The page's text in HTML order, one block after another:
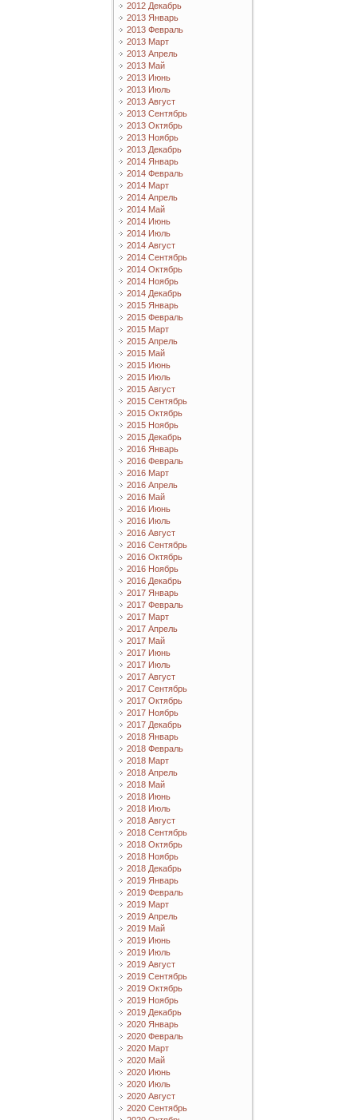
2012 Декабрь
2013 Январь
2013 Февраль
2013 Март
2013 Апрель
2013 Май
2013 Июнь
2013 Июль
2013 Август
2013 Сентябрь
2013 Октябрь
2013 Ноябрь
2013 Декабрь
2014 Январь
2014 Февраль
2014 Март
2014 Апрель
2014 Май
2014 Июнь
2014 Июль
2014 Август
2014 Сентябрь
2014 Октябрь
2014 Ноябрь
2014 Декабрь
2015 Январь
2015 Февраль
2015 Март
2015 Апрель
2015 Май
2015 Июнь
2015 Июль
2015 Август
2015 Сентябрь
2015 Октябрь
2015 Ноябрь
2015 Декабрь
2016 Январь
2016 Февраль
2016 Март
2016 Апрель
2016 Май
2016 Июнь
2016 Июль
2016 Август
2016 Сентябрь
2016 Октябрь
2016 Ноябрь
2016 Декабрь
2017 Январь
2017 Февраль
2017 Март
2017 Апрель
2017 Май
2017 Июнь
2017 Июль
2017 Август
2017 Сентябрь
2017 Октябрь
2017 Ноябрь
2017 Декабрь
2018 Январь
2018 Февраль
2018 Март
2018 Апрель
2018 Май
2018 Июнь
2018 Июль
2018 Август
2018 Сентябрь
2018 Октябрь
2018 Ноябрь
2018 Декабрь
2019 Январь
2019 Февраль
2019 Март
2019 Апрель
2019 Май
2019 Июнь
2019 Июль
2019 Август
2019 Сентябрь
2019 Октябрь
2019 Ноябрь
2019 Декабрь
2020 Январь
2020 Февраль
2020 Март
2020 Май
2020 Июнь
2020 Июль
2020 Август
2020 Сентябрь